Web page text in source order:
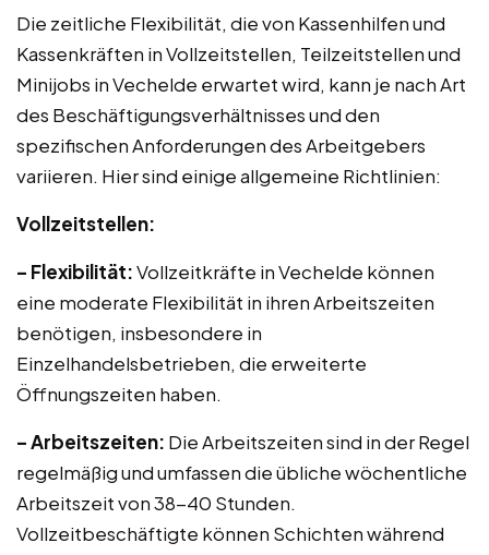
Die zeitliche Flexibilität, die von Kassenhilfen und
Kassenkräften in Vollzeitstellen, Teilzeitstellen und
Minijobs in Vechelde erwartet wird, kann je nach Art
des Beschäftigungsverhältnisses und den
spezifischen Anforderungen des Arbeitgebers
variieren. Hier sind einige allgemeine Richtlinien:
Vollzeitstellen:
– Flexibilität:Vollzeitkräfte in Vechelde können
eine moderate Flexibilität in ihren Arbeitszeiten
benötigen, insbesondere in
Einzelhandelsbetrieben, die erweiterte
Öffnungszeiten haben.
– Arbeitszeiten: Die Arbeitszeiten sind in der Regel
regelmäßig und umfassen die übliche wöchentliche
Arbeitszeit von 38-40 Stunden.
Vollzeitbeschäftigte können Schichten während